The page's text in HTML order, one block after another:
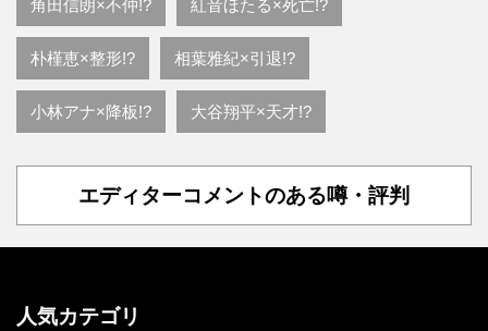
角田信朗×不仲!? 紅音ほたる×死亡!?
朴槿恵×整形!? 相葉雅紀×引退!?
小林アナ×降板!? 大谷翔平×天才!?
エディターコメントのある噂・評判
人気カテゴリ